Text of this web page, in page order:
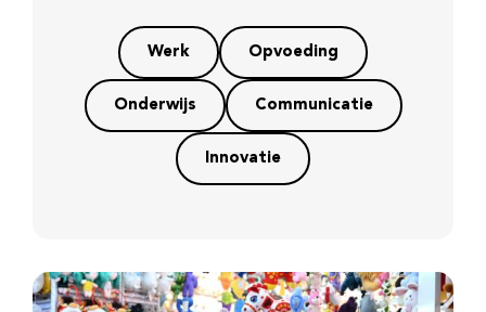
Werk Opvoeding
Onderwijs Communicatie
Innovatie